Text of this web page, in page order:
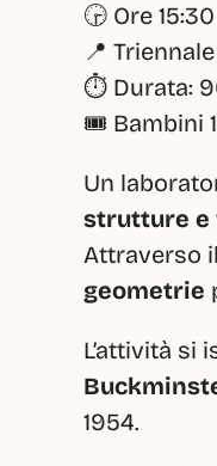
🕞 Ore 15:30
📍
⏱️ Durata:
🎟️ Bambini
Un
strutture e
Attraverso
geometrie
L’attività si
1954.